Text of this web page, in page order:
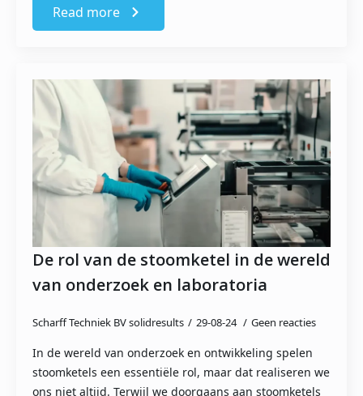
Read more
De rol van de stoomketel in de wereld
van onderzoek en laboratoria
Scharff Techniek BV solidresults 29-08-24 Geen reacties
In de wereld van onderzoek en ontwikkeling spelen
stoomketels een essentiële rol, maar dat realiseren we
ons niet altijd. Terwijl we doorgaans aan stoomketels